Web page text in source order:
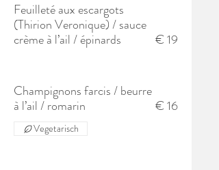
Feuilleté aux escargots
(Thirion Veronique) / sauce
crème à l’ail / épinards
€ 19
Champignons farcis / beurre
à l’ail / romarin
€ 16
Vegetarisch